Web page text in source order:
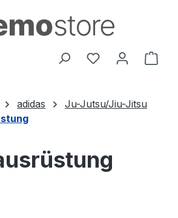
Du hast 0
adidas
Ju-Jutsu/Jiu-Jitsu